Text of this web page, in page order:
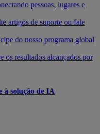
pessoas, lugares e
artigos de suporte ou fale
do nosso programa global
os resultados alcançados por
à solução de IA